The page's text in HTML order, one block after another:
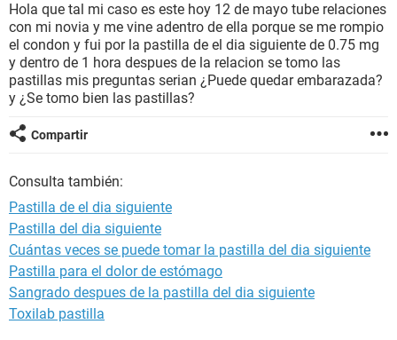
BIENESTAR
SEXUALIDAD
GLOSARIO
Hola que tal mi caso es este hoy 12 de mayo tube relaciones
con mi novia y me vine adentro de ella porque se me rompio
el condon y fui por la pastilla de el dia siguiente de 0.75 mg
y dentro de 1 hora despues de la relacion se tomo las
pastillas mis preguntas serian ¿Puede quedar embarazada?
y ¿Se tomo bien las pastillas?
Compartir
Consulta también:
Pastilla de el dia siguiente
Pastilla del dia siguiente
Cuántas veces se puede tomar la pastilla del dia siguiente
Pastilla para el dolor de estómago
Sangrado despues de la pastilla del dia siguiente
Toxilab pastilla